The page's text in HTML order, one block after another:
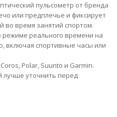
пульсометр от бренда
или предплечье и фиксирует
во время занятий спортом.
реального времени на
включая спортивные часы или
Polar, Suunto и Garmin.
лучше уточнить перед